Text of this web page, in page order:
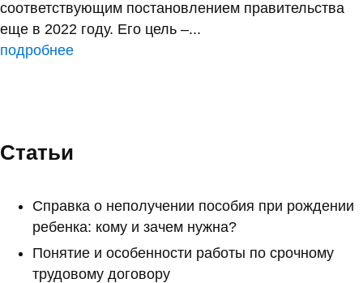
соответствующим постановлением правительства
еще в 2022 году. Его цель –...
подробнее
Статьи
Справка о неполучении пособия при рождении
ребенка: кому и зачем нужна?
Понятие и особенности работы по срочному
трудовому договору